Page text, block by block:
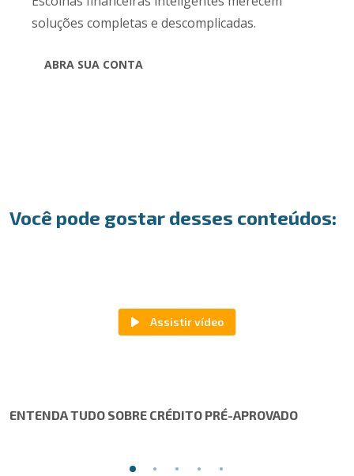
soluções completas e descomplicadas.
ABRA SUA CONTA
Você pode gostar desses conteúdos:
ENTENDA TUDO SOBRE CRÉDITO PRÉ-APROVADO